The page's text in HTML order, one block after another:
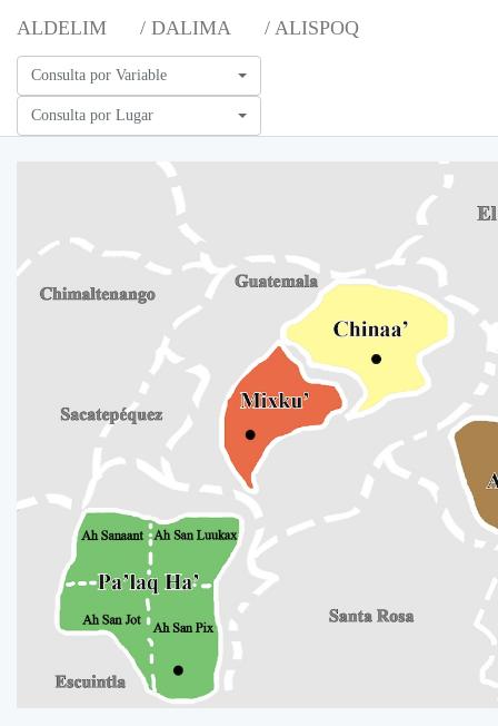
ALDELIM / DALIMA / ALISPOQ
Consulta por Variable
Consulta por Lugar